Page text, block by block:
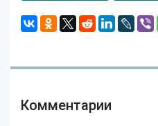
Комментарии